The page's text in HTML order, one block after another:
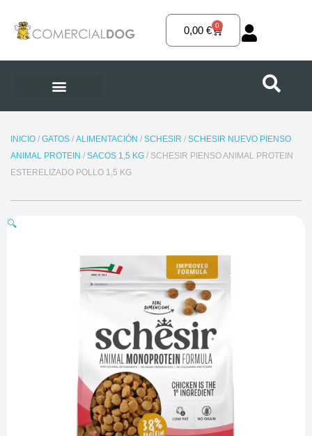
contenido
0,00€ 0
Carrito
INICIO/ GATOS/ ALIMENTACIÓN / SCHESIR / SCHESIR NUEVO PIENSO
ANIMAL PROTEIN / SACOS 1,5 KG/ SCHESIR PIENSO ANIMAL PROTEIN
ESTERELIZADO POLLO 1,5 KG
🔍